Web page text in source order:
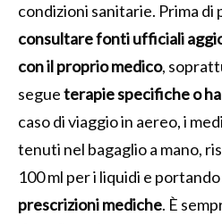
condizioni sanitarie. Prima di
consultare fonti ufficiali
con il proprio medico,
segueterapie specifiche o
caso di viaggio in aereo, i
tenuti nel bagaglio a mano,
100 ml per i liquidi e
prescrizioni mediche. È